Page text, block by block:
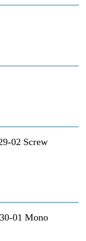
02 Screw
01 Mono